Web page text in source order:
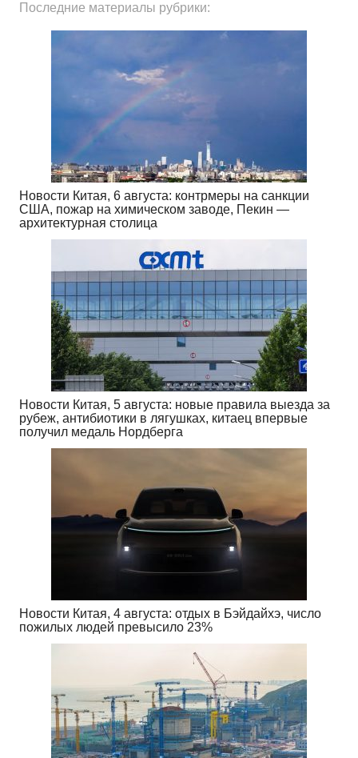
Последние материалы рубрики:
Новости Китая, 6 августа: контрмеры на санкции
США, пожар на химическом заводе, Пекин —
архитектурная столица
Новости Китая, 5 августа: новые правила выезда за
рубеж, антибиотики в лягушках, китаец впервые
получил медаль Нордберга
Новости Китая, 4 августа: отдых в Бэйдайхэ, число
пожилых людей превысило 23%